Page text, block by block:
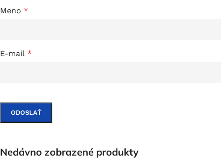
Meno *
E-mail *
Nedávno zobrazené produkty